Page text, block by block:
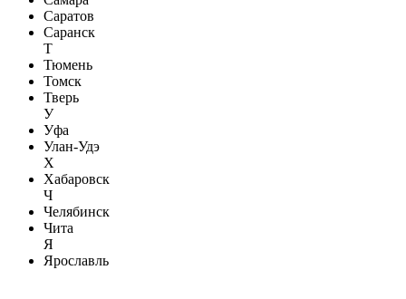
Саратов
Саранск
Т
Тюмень
Томск
Тверь
У
Уфа
Улан-Удэ
Х
Хабаровск
Ч
Челябинск
Чита
Я
Ярославль